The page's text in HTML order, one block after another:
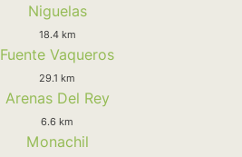
Niguelas
18.4 km
Fuente Vaqueros
29.1 km
Arenas Del Rey
6.6 km
Monachil